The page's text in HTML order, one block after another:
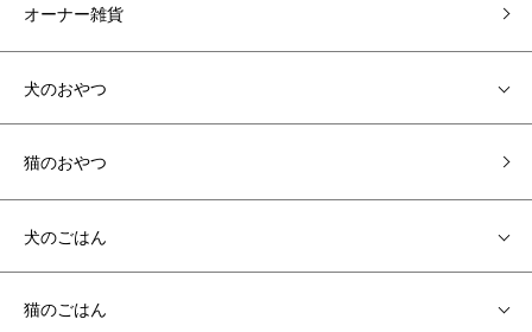
オーナー雑貨
犬のおやつ
猫のおやつ
犬のごはん
猫のごはん